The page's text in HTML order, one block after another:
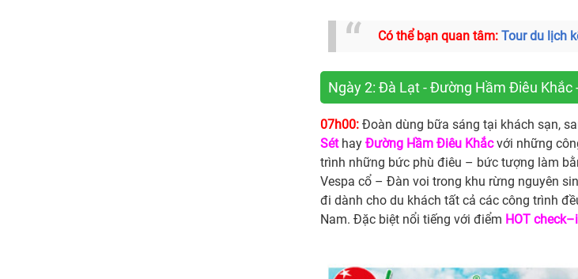
Có thể bạn quan tâm: Tour du lịch
Ngày 2: Đà Lạt - Đường Hầm Điêu Khắc
07h00: Đoàn dùng bữa sáng tại khách sạn,
Séthay Đường Hầm Điêu Khắcvới những
trình những bức phù điêu – bức tượng làm
Vespa cổ – Đàn voi trong khu rừng nguyên
đi dành cho du khách tất cả các công trình
Nam. Đặc biệt nổi tiếng với điểm HOT